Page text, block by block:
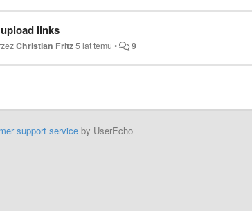
links
Christian Fritz5 lat temu • 9
support serviceby UserEcho